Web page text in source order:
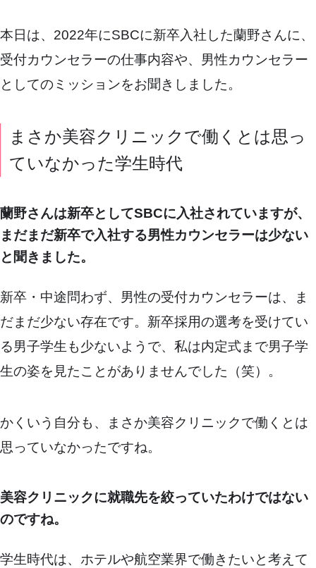
本日は、2022年にSBCに新卒入社した蘭野さんに、
受付カウンセラーの仕事内容や、男性カウンセラー
としてのミッションをお聞きしました。
まさか美容クリニックで働くとは思っ
ていなかった学生時代
蘭野さんは新卒としてSBCに入社されていますが、
まだまだ新卒で入社する男性カウンセラーは少ない
と聞きました。
新卒・中途問わず、男性の受付カウンセラーは、ま
だまだ少ない存在です。新卒採用の選考を受けてい
る男子学生も少ないようで、私は内定式まで男子学
生の姿を見たことがありませんでした（笑）。
かくいう自分も、まさか美容クリニックで働くとは
思っていなかったですね。
美容クリニックに就職先を絞っていたわけではない
のですね。
学生時代は、ホテルや航空業界で働きたいと考えて